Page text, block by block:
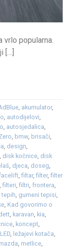
vrlo popularna.
[…]
, akumulator,
, autodijelovi,
, autosjedalica,
, bmw, brisači,
, design,
, disk kočnice, disk
, djeca, doseg,
,filtar,filter,filter
,filteri,filtri, frontera,
tepih, gumeni tepisi,
, Kad govorimo o
, karavan, kia,
, koncept,
LED, ležajevi kotača,
, metlice,